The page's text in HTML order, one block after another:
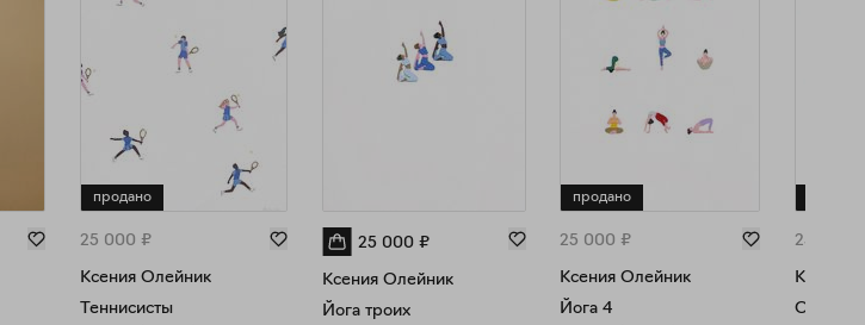
продано
25 000 ₽
Ксения Олейник
Теннисисты
25 000 ₽
Ксения Олейник
Йога троих
продано
25 000 ₽
Ксения Олейник
Йога 4
25 000
Ксения